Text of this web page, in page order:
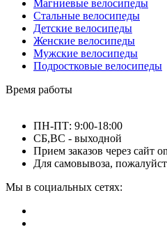
Магниевые велосипеды
Стальные велосипеды
Детские велосипеды
Женские велосипеды
Мужские велосипеды
Подростковые велосипеды
Время работы
ПН-ПТ: 9:00-18:00
СБ,ВС - выходной
Прием заказов через сайт
Для самовывоза,
Мы в социальных сетях: